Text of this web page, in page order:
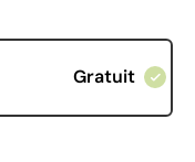
Gratuit